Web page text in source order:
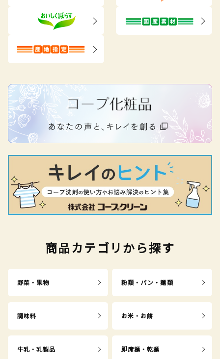
商品カテゴリから探す
野菜・果物 粉類・パン・麺類
調味料 お米・お餅
牛乳・乳製品 即席麺・乾麺